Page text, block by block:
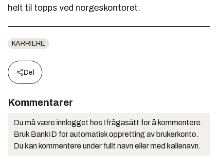
helt til topps ved norgeskontoret.
KARRIERE
Del
Kommentarer
Du må være innlogget hos Ifrågasätt for å kommentere.
Bruk BankID for automatisk oppretting av brukerkonto.
Du kan kommentere under fullt navn eller med kallenavn.